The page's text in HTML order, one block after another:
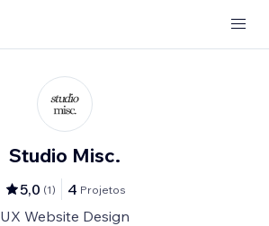
Studio Misc.
5,0 (1) 4 Projetos
UX Website Design